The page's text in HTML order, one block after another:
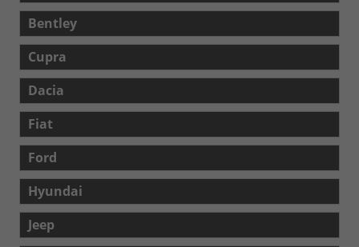
Bentley
Cupra
Dacia
Fiat
Ford
Hyundai
Jeep